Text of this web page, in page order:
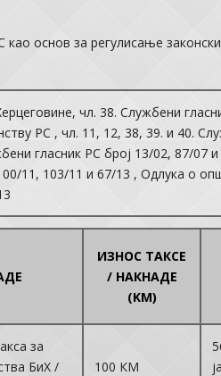
основ за регулисање
чл. 38. Службени
РС , чл. 11, 12, 38, 39. и 40.
гласник РС број 13/02, 87/
11, 103/11 и 67/13 , Одлука о
ИЗНОС ТАКСЕ
/ НАКНАДЕ
(KM)
за
БиХ /
100 КМ